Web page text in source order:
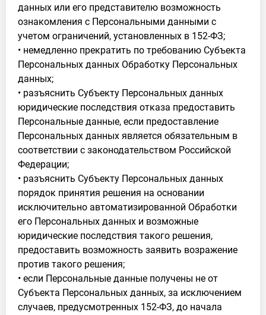
данных или его представителю возможность
ознакомления с Персональными данными с
учетом ограничений, установленных в 152-ФЗ;
• немедленно прекратить по требованию Субъекта
Персональных данных Обработку Персональных
данных;
• разъяснить Субъекту Персональных данных
юридические последствия отказа предоставить
Персональные данные, если предоставление
Персональных данных является обязательным в
соответствии с законодательством Российской
Федерации;
• разъяснить Субъекту Персональных данных
порядок принятия решения на основании
исключительно автоматизированной Обработки
его Персональных данных и возможные
юридические последствия такого решения,
предоставить возможность заявить возражение
против такого решения;
• если Персональные данные получены не от
Субъекта Персональных данных, за исключением
случаев, предусмотренных 152-ФЗ, до начала